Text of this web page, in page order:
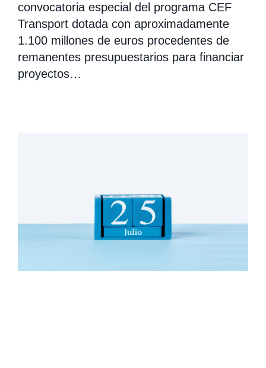
convocatoria especial del programa CEF
Transport dotada con aproximadamente
1.100 millones de euros procedentes de
remanentes presupuestarios para financiar
proyectos…